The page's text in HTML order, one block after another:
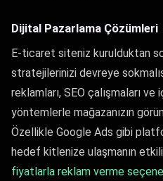
Dijital Pazarlama Çözümleri
E-ticaret siteniz kurulduktan
stratejilerinizi devreye
reklamları, SEO çalışmaları ve
yöntemlerle mağazanızın
Özellikle Google Ads gibi
hedef kitlenize ulaşmanın
fiyatlarla reklam verme